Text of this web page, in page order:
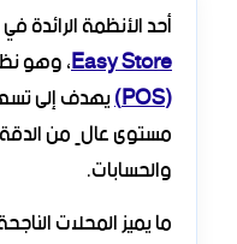
أحد الأنظمة الرائدة
Easy Store، وهو
(POS) يهدف إلى
مستوى عالٍ من الدقة
والحسابات.
ما يميز المحلات